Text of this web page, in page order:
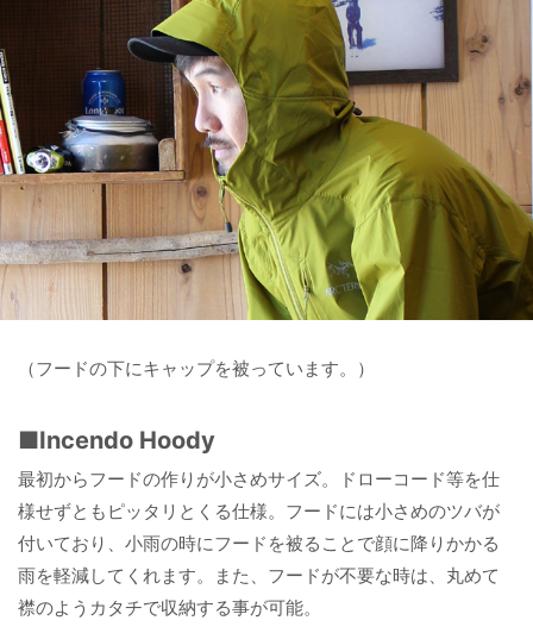
（フードの下にキャップを被っています。）
■Incendo Hoody
最初からフードの作りが小さめサイズ。ドローコード等を仕
様せずともピッタリとくる仕様。フードには小さめのツバが
付いており、小雨の時にフードを被ることで顔に降りかかる
雨を軽減してくれます。また、フードが不要な時は、丸めて
襟のようカタチで収納する事が可能。